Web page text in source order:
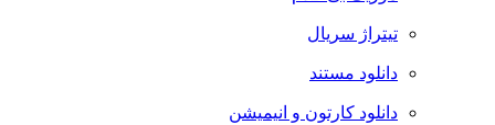
تیتراژ سریال
دانلود مستند
دانلود کارتون و انیمیشن